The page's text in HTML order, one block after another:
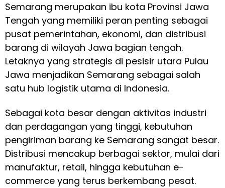
Semarang merupakan ibu kota Provinsi Jawa
Tengah yang memiliki peran penting sebagai
pusat pemerintahan, ekonomi, dan distribusi
barang di wilayah Jawa bagian tengah.
Letaknya yang strategis di pesisir utara Pulau
Jawa menjadikan Semarang sebagai salah
satu hub logistik utama di Indonesia.
Sebagai kota besar dengan aktivitas industri
dan perdagangan yang tinggi, kebutuhan
pengiriman barang ke Semarang sangat besar.
Distribusi mencakup berbagai sektor, mulai dari
manufaktur, retail, hingga kebutuhan e-
commerce yang terus berkembang pesat.